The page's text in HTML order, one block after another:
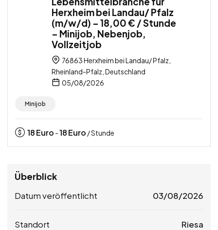
Herxheim bei Landau/ Pfalz
(m/w/d) – 18,00 € / Stunde
– Minijob, Nebenjob,
Vollzeitjob
76863 Herxheim bei Landau/ Pfalz,
Rheinland-Pfalz, Deutschland
05/08/2026
Minijob
18Euro -18Euro / Stunde
Überblick
Datum veröffentlicht 03/08/2026
Standort Riesa